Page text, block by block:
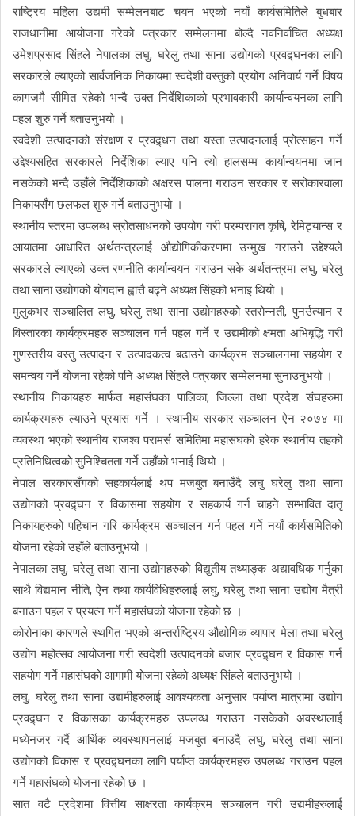
राष्ट्रिय महिला उद्यमी सम्मेलनबाट चयन भएको नयाँ कार्यसमितिले बुधबार
राजधानीमा आयोजना गरेको पत्रकार सम्मेलनमा बोल्दै नवनिर्वाचित अध्यक्ष
उमेशप्रसाद सिंहले नेपालका लघु, घरेलु तथा साना उद्योगको प्रवद्र्घनका लागि
सरकारले ल्याएको सार्वजनिक निकायमा स्वदेशी वस्तुको प्रयोग अनिवार्य गर्ने विषय
कागजमै सीमित रहेको भन्दै उक्त निर्देशिकाको प्रभावकारी कार्यान्वयनका लागि
पहल शुरु गर्ने बताउनुभयो ।
स्वदेशी उत्पादनको संरक्षण र प्रवद्र्धन तथा यस्ता उत्पादनलाई प्रोत्साहन गर्ने
उद्देश्यसहित सरकारले निर्देशिका ल्याए पनि त्यो हालसम्म कार्यान्वयनमा जान
नसकेको भन्दै उहाँले निर्देशिकाको अक्षरस पालना गराउन सरकार र सरोकारवाला
निकायसँग छलफल शुरु गर्ने बताउनुभयो ।
स्थानीय स्तरमा उपलब्ध स्रोतसाधनको उपयोग गरी परम्परागत कृषि, रेमिट्यान्स र
आयातमा आधारित अर्थतन्त्रलाई औद्योगिकीकरणमा उन्मुख गराउने उद्देश्यले
सरकारले ल्याएको उक्त रणनीति कार्यान्वयन गराउन सके अर्थतन्त्रमा लघु, घरेलु
तथा साना उद्योगको योगदान ह्वात्तै बढ्ने अध्यक्ष सिंहको भनाइ थियो ।
मुलुकभर सञ्चालित लघु, घरेलु तथा साना उद्योगहरुको स्तरोन्नती, पुनर्उत्यान र
विस्तारका कार्यक्रमहरु सञ्चालन गर्न पहल गर्ने र उद्यमीको क्षमता अभिबृद्धि गरी
गुणस्तरीय वस्तु उत्पादन र उत्पादकत्व बढाउने कार्यक्रम सञ्चालनमा सहयोग र
समन्वय गर्ने योजना रहेको पनि अध्यक्ष सिंहले पत्रकार सम्मेलनमा सुनाउनुभयो ।
स्थानीय निकायहरु मार्फत महासंघका पालिका, जिल्ला तथा प्रदेश संघहरुमा
कार्यक्रमहरु ल्याउने प्रयास गर्ने । स्थानीय सरकार सञ्चालन ऐन २०७४ मा
व्यवस्था भएको स्थानीय राजश्व परामर्स समितिमा महासंघको हरेक स्थानीय तहको
प्रतिनिधित्वको सुनिश्चितता गर्ने उहाँको भनाई थियो ।
नेपाल सरकारसँगको सहकार्यलाई थप मजबुत बनाउँदै लघु घरेलु तथा साना
उद्योगको प्रवद्र्घन र विकासमा सहयोग र सहकार्य गर्न चाहने सम्भावित दातृ
निकायहरुको पहिचान गरि कार्यक्रम सञ्चालन गर्न पहल गर्ने नयाँ कार्यसमितिको
योजना रहेको उहाँले बताउनुभयो ।
नेपालका लघु, घरेलु तथा साना उद्योगहरुको विद्युतीय तथ्याङ्क अद्यावधिक गर्नुका
साथै विद्यमान नीति, ऐन तथा कार्यविधिहरुलाई लघु, घरेलु तथा साना उद्योग मैत्री
बनाउन पहल र प्रयत्न गर्ने महासंघको योजना रहेको छ ।
कोरोनाका कारणले स्थगित भएको अन्तर्राष्ट्रिय औद्योगिक व्यापार मेला तथा घरेलु
उद्योग महोत्सव आयोजना गरी स्वदेशी उत्पादनको बजार प्रवद्र्घन र विकास गर्न
सहयोग गर्ने महासंघको आगामी योजना रहेको अध्यक्ष सिंहले बताउनुभयो ।
लघु, घरेलु तथा साना उद्यमीहरुलाई आवश्यकता अनुसार पर्याप्त मात्रामा उद्योग
प्रवद्र्घन र विकासका कार्यक्रमहरु उपलव्ध गराउन नसकेको अवस्थालाई
मध्येनजर गर्दै आर्थिक व्यवस्थापनलाई मजबुत बनाउदै लघु, घरेलु तथा साना
उद्योगको विकास र प्रवद्र्घनका लागि पर्याप्त कार्यक्रमहरु उपलब्ध गराउन पहल
गर्ने महासंघको योजना रहेको छ ।
सात वटै प्रदेशमा वित्तीय साक्षरता कार्यक्रम सञ्चालन गरी उद्यमीहरुलाई